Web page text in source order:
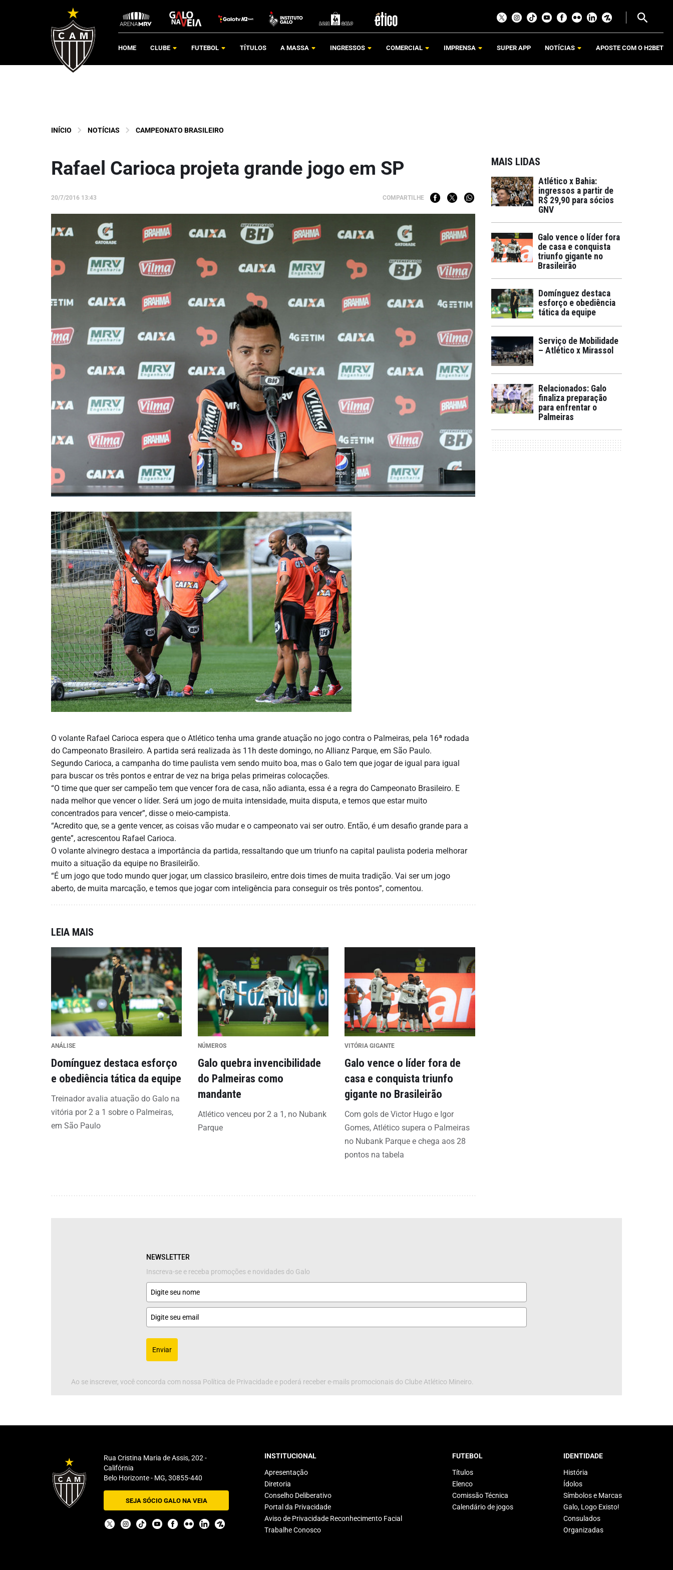
HOME CLUBE FUTEBOL TÍTULOS A MASSA INGRESSOS COMERCIAL IMPRENSA SUPER APP NOTÍCIAS APOSTE COM O H2BET
INÍCIO NOTÍCIAS CAMPEONATO BRASILEIRO
Rafael Carioca projeta grande jogo em SP
20/7/2016 13:43 COMPARTILHE
O volante Rafael Carioca espera que o Atlético tenha uma grande atuação no jogo contra o Palmeiras, pela 16ª rodada
do Campeonato Brasileiro. A partida será realizada às 11h deste domingo, no Allianz Parque, em São Paulo.
Segundo Carioca, a campanha do time paulista vem sendo muito boa, mas o Galo tem que jogar de igual para igual
para buscar os três pontos e entrar de vez na briga pelas primeiras colocações.
“O time que quer ser campeão tem que vencer fora de casa, não adianta, essa é a regra do Campeonato Brasileiro. E
nada melhor que vencer o líder. Será um jogo de muita intensidade, muita disputa, e temos que estar muito
concentrados para vencer”, disse o meio-campista.
“Acredito que, se a gente vencer, as coisas vão mudar e o campeonato vai ser outro. Então, é um desafio grande para a
gente”, acrescentou Rafael Carioca.
O volante alvinegro destaca a importância da partida, ressaltando que um triunfo na capital paulista poderia melhorar
muito a situação da equipe no Brasileirão.
“É um jogo que todo mundo quer jogar, um classico brasileiro, entre dois times de muita tradição. Vai ser um jogo
aberto, de muita marcação, e temos que jogar com inteligência para conseguir os três pontos”, comentou.
LEIA MAIS
ANÁLISE
Domínguez destaca esforço
e obediência tática da equipe
Treinador avalia atuação do Galo na
vitória por 2 a 1 sobre o Palmeiras,
em São Paulo
NÚMEROS
Galo quebra invencibilidade
do Palmeiras como
mandante
Atlético venceu por 2 a 1, no Nubank
Parque
VITÓRIA GIGANTE
Galo vence o líder fora de
casa e conquista triunfo
gigante no Brasileirão
Com gols de Victor Hugo e Igor
Gomes, Atlético supera o Palmeiras
no Nubank Parque e chega aos 28
pontos na tabela
MAIS LIDAS
Atlético x Bahia:
ingressos a partir de
R$ 29,90 para sócios
GNV
Galo vence o líder fora
de casa e conquista
triunfo gigante no
Brasileirão
Domínguez destaca
esforço e obediência
tática da equipe
Serviço de Mobilidade
– Atlético x Mirassol
Relacionados: Galo
finaliza preparação
para enfrentar o
Palmeiras
NEWSLETTER
Inscreva-se e receba promoções e novidades do Galo
Enviar
Ao se inscrever, você concorda com nossa Política de Privacidade e poderá receber e-mails promocionais do Clube Atlético Mineiro.
Rua Cristina Maria de Assis, 202 -
Califórnia
Belo Horizonte - MG, 30855-440
SEJA SÓCIO GALO NA VEIA
INSTITUCIONAL
Apresentação
Diretoria
Conselho Deliberativo
Portal da Privacidade
Aviso de Privacidade Reconhecimento Facial
Trabalhe Conosco
FUTEBOL
Títulos
Elenco
Comissão Técnica
Calendário de jogos
IDENTIDADE
História
Ídolos
Símbolos e Marcas
Galo, Logo Existo!
Consulados
Organizadas